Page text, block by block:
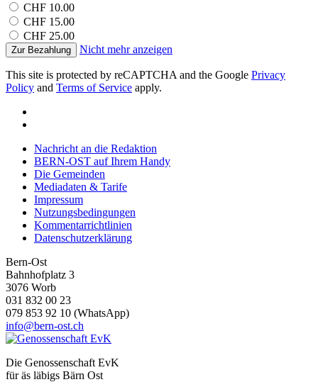
CHF 10.00
CHF 15.00
CHF 25.00
Zur Bezahlung Nicht mehr anzeigen
This site is protected by reCAPTCHA and the Google Privacy
Policy and Terms of Service apply.
Nachricht an die Redaktion
BERN-OST auf Ihrem Handy
Die Gemeinden
Mediadaten & Tarife
Impressum
Nutzungsbedingungen
Kommentarrichtlinien
Datenschutzerklärung
Bern-Ost
Bahnhofplatz 3
3076 Worb
031 832 00 23
079 853 92 10 (WhatsApp)
info@bern-ost.ch
Die Genossenschaft EvK
für äs läbigs Bärn Ost